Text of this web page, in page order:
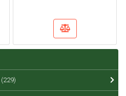
(229)